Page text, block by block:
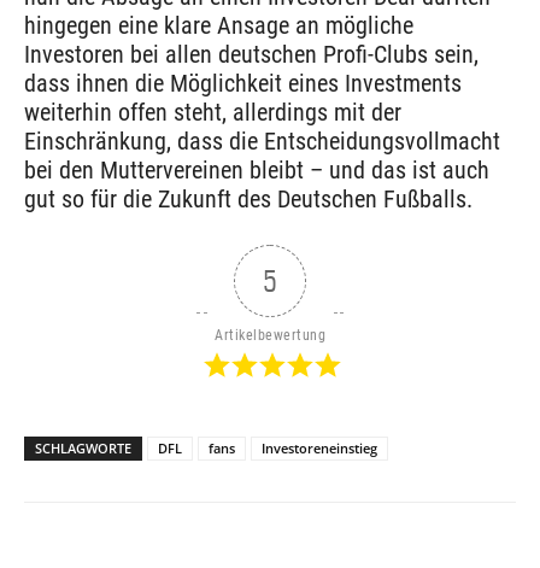
hingegen eine klare Ansage an mögliche
Investoren bei allen deutschen Profi-Clubs sein,
dass ihnen die Möglichkeit eines Investments
weiterhin offen steht, allerdings mit der
Einschränkung, dass die Entscheidungsvollmacht
bei den Muttervereinen bleibt – und das ist auch
gut so für die Zukunft des Deutschen Fußballs.
5
Artikelbewertung
SCHLAGWORTE DFL fans Investoreneinstieg